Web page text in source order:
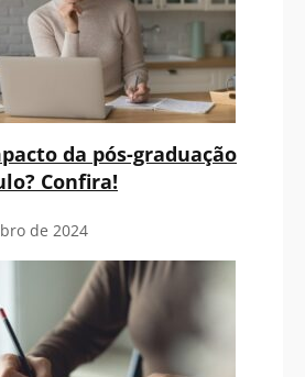
da pós-graduação
Confira!
de 2024